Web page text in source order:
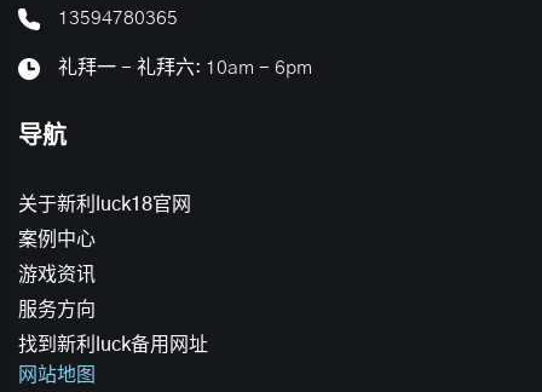
13594780365
礼拜一 - 礼拜六: 10am - 6pm
导航
关于新利luck18官网
案例中心
游戏资讯
服务方向
找到新利luck备用网址
网站地图